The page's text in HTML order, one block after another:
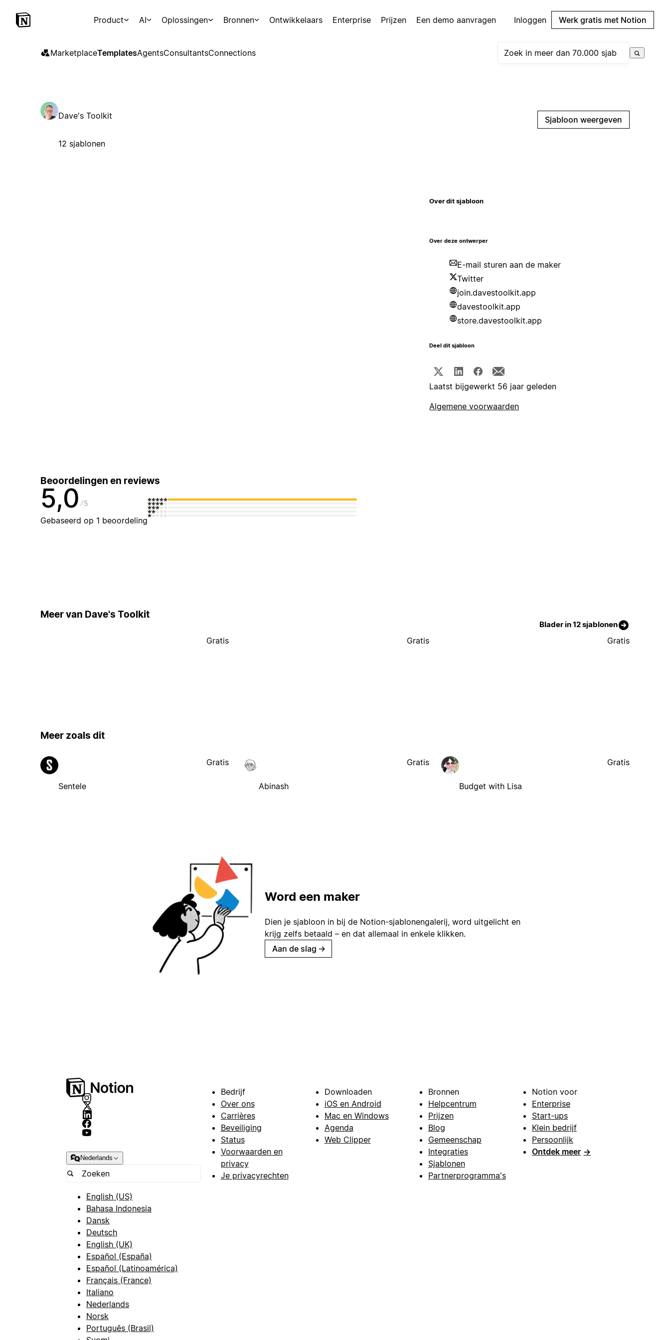
Product AI Oplossingen Bronnen Ontwikkelaars Enterprise Prijzen Een demo aanvragen Inloggen Werk gratis met Notion
MarketplaceTemplatesAgentsConsultantsConnections
Dave's Toolkit
12 sjablonen
Sjabloon weergeven
Over dit sjabloon
Over deze ontwerper
E-mail sturen aan de maker
Twitter
join.davestoolkit.app
davestoolkit.app
store.davestoolkit.app
Deel dit sjabloon
Laatst bijgewerkt 56 jaar geleden
Algemene voorwaarden
Beoordelingen en reviews
5,0 5
Gebaseerd op 1 beoordeling
Meer van Dave's Toolkit
Blader in 12 sjablonen
Gratis Gratis Gratis
Meer zoals dit
Sentele
Gratis
Abinash
Gratis
Budget with Lisa
Gratis
Word een maker
Dien je sjabloon in bij de Notion-sjablonengalerij, word uitgelicht en
krijg zelfs betaald – en dat allemaal in enkele klikken.
Aan de slag →
Nederlands
English (US)
Bahasa Indonesia
Dansk
Deutsch
English (UK)
Español (España)
Español (Latinoamérica)
Français (France)
Italiano
Nederlands
Norsk
Português (Brasil)
Bedrijf
Over ons
Carrières
Beveiliging
Status
Voorwaarden en
privacy
Je privacyrechten
Downloaden
iOS en Android
Mac en Windows
Agenda
Web Clipper
Bronnen
Helpcentrum
Prijzen
Blog
Gemeenschap
Integraties
Sjablonen
Partnerprogramma's
Notion voor
Enterprise
Start-ups
Klein bedrijf
Persoonlijk
Ontdek meer →